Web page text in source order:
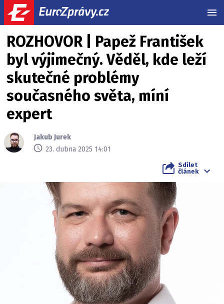
ROZHOVOR | Papež František
byl výjimečný. Věděl, kde leží
skutečné problémy
současného světa, míní
expert
Jakub Jurek
23. dubna 2025 14:01
Sdílet
článek